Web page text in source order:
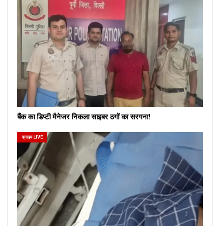
बैंक का डिप्टी मैनेजर निकला साइबर ठगों का सरगना!
क्राइम LIVE